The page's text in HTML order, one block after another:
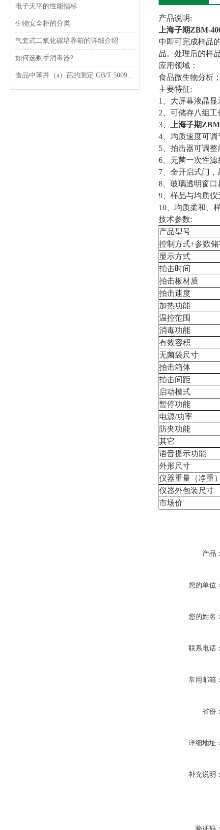
电子天平的性能指标
生物安全柜的分类
气套式二氧化碳培养箱的详细介绍
如何选购手消毒器?
食品中苯并（a）芘的测定 GB/T 5009.27-2003
产品说明:
上海子期ZBM-
中即可完成样品
品。处理后的样
应用领域：
食品微生物分析
主要特征:
1、大屏幕液晶显
2、可储存八组工
3、
上海子期
4、均质速度可调
5、拍击器可调
6、无菌一次性
7、全开启式门
8、玻璃透明窗口
9、样品与均质
10、均质柔和、
技术参数:
产品型号
控制方式+参数储
显示方式
拍击时间
拍击板材质
拍击速度
加热功能
温控范围
消毒功能
有效容积
无菌袋尺寸
拍击箱体
拍击间距
启动模式
暂停功能
电源/功率
防夹功能
其它
语音提示功能
外形尺寸
仪器重量（净重
仪器外包装尺寸
市场价
产品
您的单位
您的姓名
联系电话
常用邮箱
省份
详细地址
补充说明